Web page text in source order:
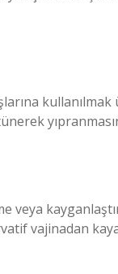
vajinadan